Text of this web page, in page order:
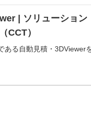
| ソリューション
CCT）
る自動見積・3DViewer